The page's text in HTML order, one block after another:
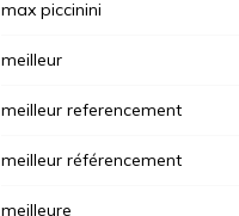
max piccinini
meilleur
meilleur referencement
meilleur référencement
meilleure